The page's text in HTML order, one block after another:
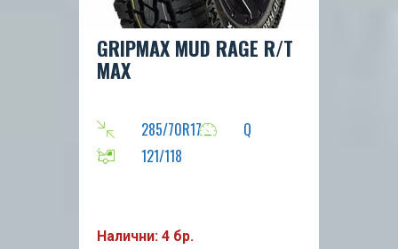
GRIPMAX MUD RAGE R/T
MAX
285/70R17
Q
121/118
Налични: 4 бр.